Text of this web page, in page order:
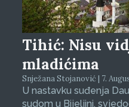
Tihić: Nisu
mladićima
Snježana Stojanović | 7.
U nastavku suđenja
sudom u Bijeljini,